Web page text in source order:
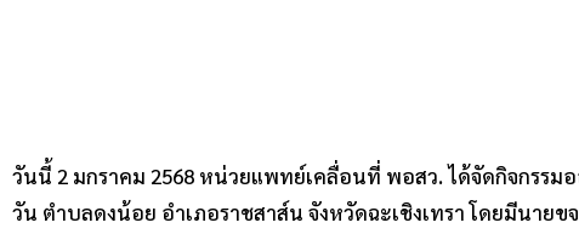
วันนี้ 2 มกราคม 2568 หน่วยแพทย์เคลื่อนที่ พอสว. ได้จัดกิจกรรม
วัน ตำบลดงน้อย อำเภอราชสาส์น จังหวัดฉะเชิงเทรา โดยมีนาย